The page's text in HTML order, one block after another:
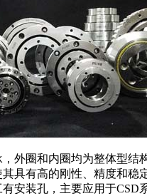
外圈和内圈均为整体型结
具有高的刚性、精度和稳
安装孔，主要应用于CSD